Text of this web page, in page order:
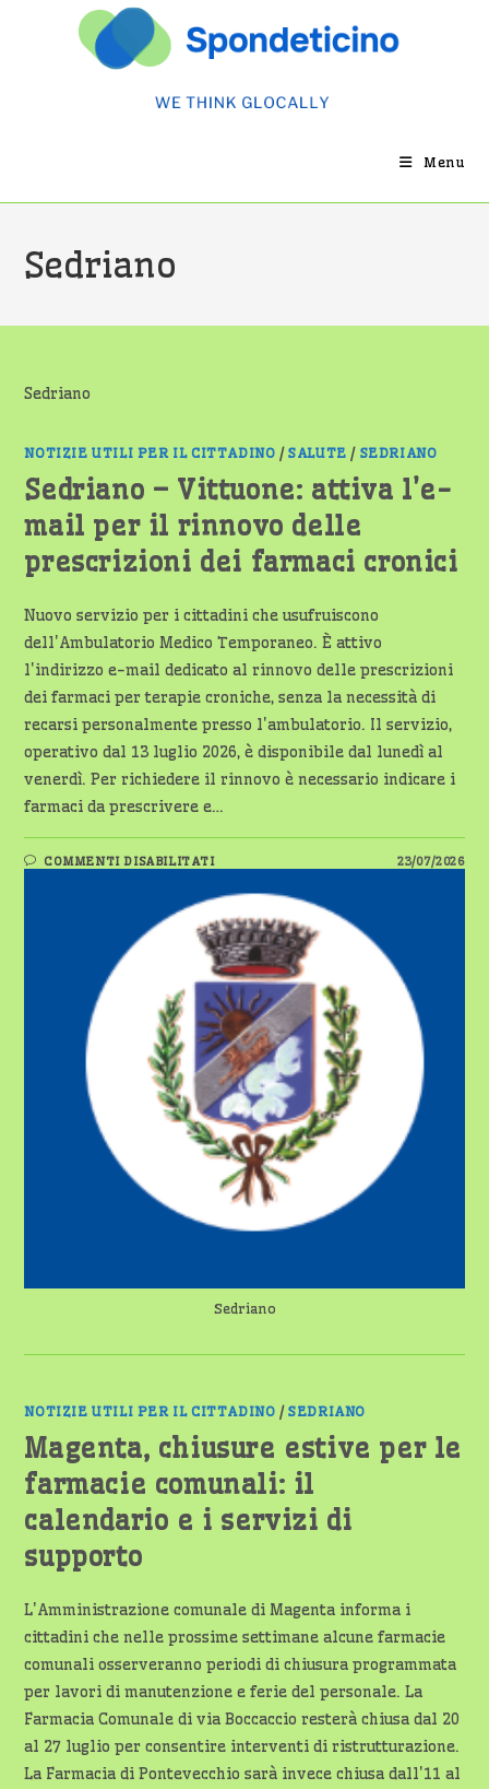
Menu
Sedriano
Sedriano
NOTIZIE UTILI PER IL CITTADINO /SALUTE / SEDRIANO
Sedriano – Vittuone: attiva l’e-
mail per il rinnovo delle
prescrizioni dei farmaci cronici
Nuovo servizio per i cittadini che usufruiscono
dell'Ambulatorio Medico Temporaneo. È attivo
l'indirizzo e-mail dedicato al rinnovo delle prescrizioni
dei farmaci per terapie croniche, senza la necessità di
recarsi personalmente presso l'ambulatorio. Il servizio,
operativo dal 13 luglio 2026, è disponibile dal lunedì al
venerdì. Per richiedere il rinnovo è necessario indicare i
farmaci da prescrivere e…
COMMENTI DISABILITATISU
SEDRIANO
VITTUONE:
ATTIVA
L’E-
MAIL
PER
IL
RINNOVO
DELLE
PRESCRIZIONI
DEI
FARMACI
CRONICI
23/07/2026
Sedriano
NOTIZIE UTILI PER IL CITTADINO /SEDRIANO
Magenta, chiusure estive per le
farmacie comunali: il
calendario e i servizi di
supporto
L'Amministrazione comunale di Magenta informa i
cittadini che nelle prossime settimane alcune farmacie
comunali osserveranno periodi di chiusura programmata
per lavori di manutenzione e ferie del personale. La
Farmacia Comunale di via Boccaccio resterà chiusa dal 20
al 27 luglio per consentire interventi di ristrutturazione.
La Farmacia di Pontevecchio sarà invece chiusa dall'11 al